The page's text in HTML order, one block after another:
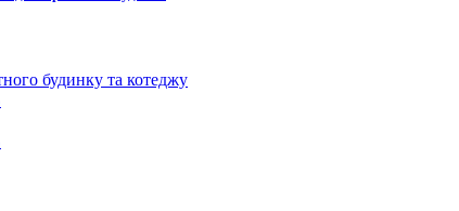
виробництв
промислові системи зворотного осмосу для виробництва